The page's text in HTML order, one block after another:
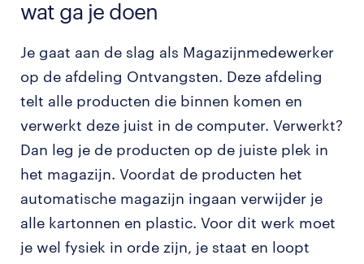
wat ga je doen
Je gaat aan de slag als Magazijnmedewerker
op de afdeling Ontvangsten. Deze afdeling
telt alle producten die binnen komen en
verwerkt deze juist in de computer. Verwerkt?
Dan leg je de producten op de juiste plek in
het magazijn. Voordat de producten het
automatische magazijn ingaan verwijder je
alle kartonnen en plastic. Voor dit werk moet
je wel fysiek in orde zijn, je staat en loopt